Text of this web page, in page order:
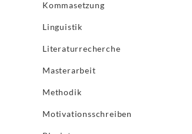
Kommasetzung
Linguistik
Literaturrecherche
Masterarbeit
Methodik
Motivationsschreiben